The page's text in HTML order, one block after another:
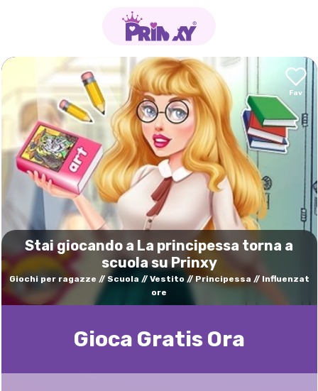
Stai giocando a La principessa torna a
scuola su Prinxy
Giochi per ragazze Scuola Vestito Principessa
Influenzat
ore
Gioca Gratis Ora